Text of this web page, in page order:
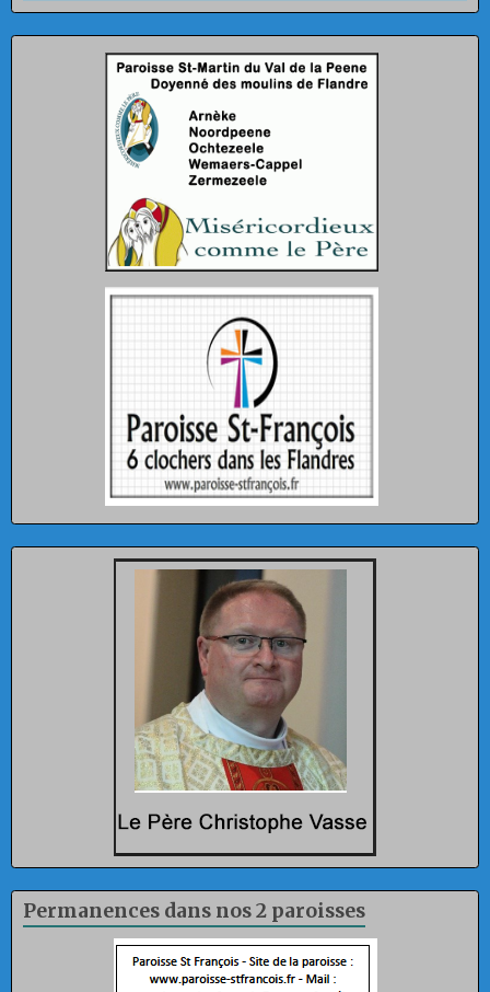
Permanences dans nos 2 paroisses